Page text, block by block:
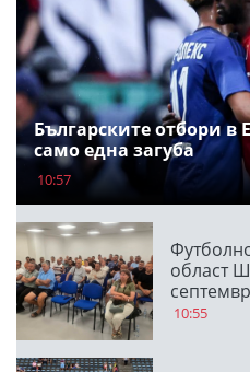
Българските отбори в
само една загуба
10:57
област
10:55